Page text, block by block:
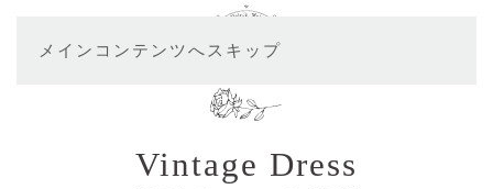
メインコンテンツへスキップ
Vintage Dress